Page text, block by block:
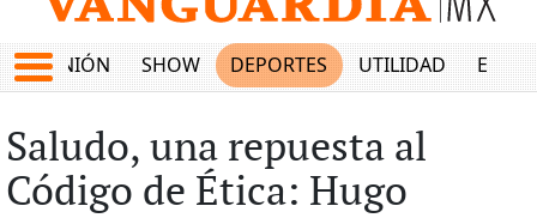
OPINIÓN SHOW DEPORTES UTILIDAD
Saludo, una repuesta al
Código de Ética: Hugo